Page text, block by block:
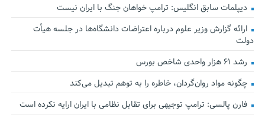
دیپلمات سابق انگلیس:‌ ترامپ خواهان جنگ با ایران نیست
ارائه گزارش وزیر علوم درباره اعتراضات دانشگاه‌ها در جلسه هیأت
دولت
رشد ۶۱ هزار واحدی شاخص بورس
چگونه مواد روان‌گردان، خاطره را به توهم تبدیل می‌کند
فارن پالسی: ترامپ توجیهی برای تقابل نظامی با ایران ارایه نکرده است